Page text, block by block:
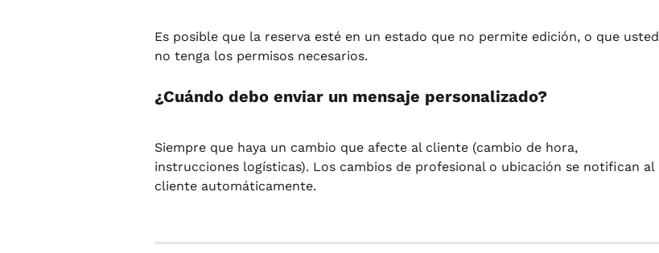
Es posible que la reserva esté en un estado que no permite edición, o que usted
no tenga los permisos necesarios.
¿Cuándo debo enviar un mensaje personalizado?
Siempre que haya un cambio que afecte al cliente (cambio de hora,
instrucciones logísticas). Los cambios de profesional o ubicación se notifican al
cliente automáticamente.